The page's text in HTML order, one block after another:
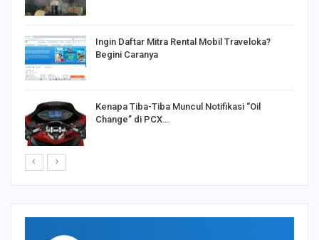
Ingin Daftar Mitra Rental Mobil Traveloka?
Begini Caranya
Kenapa Tiba-Tiba Muncul Notifikasi “Oil
Change” di PCX…